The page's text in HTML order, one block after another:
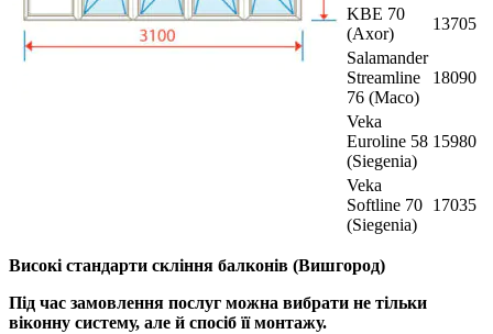
KBE 70
(Axor)
13705
Salamander
Streamline
76 (Maco)
18090
Veka
Euroline 58
(Siegenia)
15980
Veka
Softline 70
(Siegenia)
17035
Високі стандарти скління балконів (Вишгород)
Під час замовлення послуг можна вибрати не тільки
віконну систему, але й спосіб її монтажу.